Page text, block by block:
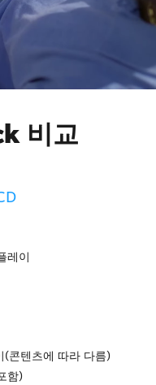
비교
레이
콘텐츠에 따라 다름)
함)